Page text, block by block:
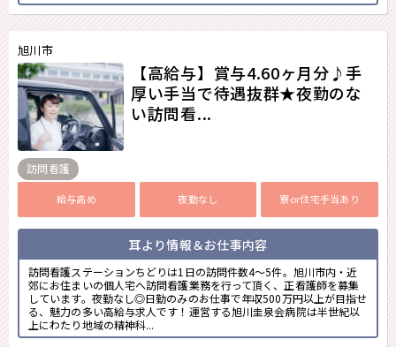
旭川市
【高給与】賞与4.60ヶ月分♪手
厚い手当で待遇抜群★夜勤のな
い訪問看...
訪問看護
給与高め 夜勤なし 寮or住宅手当あり
耳より情報＆お仕事内容
訪問看護ステーションちどりは1日の訪問件数4～5件。旭川市内・近
郊にお住まいの個人宅へ訪問看護業務を行って頂く、正看護師を募集
しています。夜勤なし◎日勤のみのお仕事で年収500万円以上が目指せ
る、魅力の多い高給与求人です！運営する旭川圭泉会病院は半世紀以
上にわたり地域の精神科...